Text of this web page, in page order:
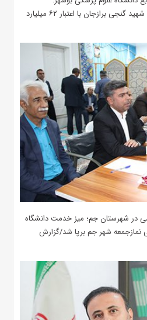
پروژه‌های عمرانی بیمارستان شهید گنجی برازجان با اعتبار ۶۲ میلیارد
در شهرستان جم؛ میز خدمت دانشگاه
نمازجمعه شهر جم برپا شد/گزارش